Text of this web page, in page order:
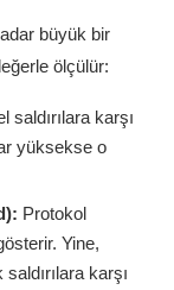
büyük bir
ölçülür:
saldırılara karşı
yüksekse o
Protokol
Yine,
karşı